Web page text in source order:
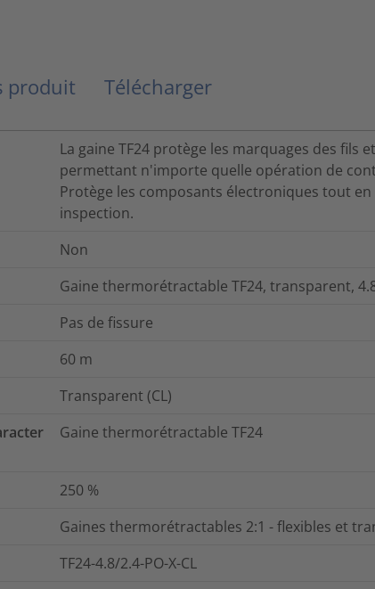
produit Télécharger
La gaine TF24 protège les marquages des
permettant n'importe quelle opération de
Protège les composants électroniques tout
inspection.
Non
Gaine thermorétractable TF24, transparent,
Pas de fissure
60 m
Transparent (CL)
Gaine thermorétractable TF24
250 %
Gaines thermorétractables 2:1 - flexibles et
TF24-4.8/2.4-PO-X-CL